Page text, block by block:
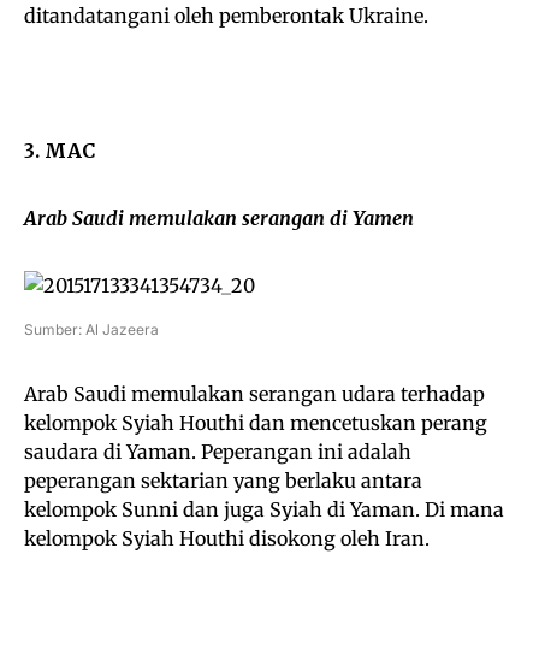
ditandatangani oleh pemberontak Ukraine.
3. MAC
Arab Saudi memulakan serangan di Yamen
Sumber: Al Jazeera
Arab Saudi memulakan serangan udara terhadap
kelompok Syiah Houthi dan mencetuskan perang
saudara di Yaman. Peperangan ini adalah
peperangan sektarian yang berlaku antara
kelompok Sunni dan juga Syiah di Yaman. Di mana
kelompok Syiah Houthi disokong oleh Iran.